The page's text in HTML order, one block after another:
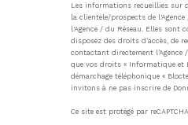
Les informations recueillies sur
la clientèle/prospects de
l'Agence / du Réseau. Elles
disposez des droits d’accès, de
contactant directement l’Agence
que vos droits « Informatique et
démarchage téléphonique «
invitons à ne pas inscrire de
Ce site est protégé par